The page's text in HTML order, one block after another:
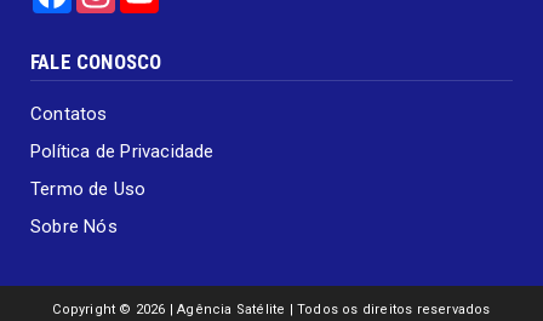
FALE CONOSCO
Contatos
Política de Privacidade
Termo de Uso
Sobre Nós
Copyright © 2026 | Agência Satélite | Todos os direitos reservados